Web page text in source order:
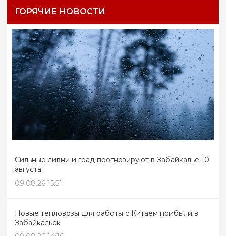
ГОРЯЧИЕ НОВОСТИ
Сильные ливни и град прогнозируют в Забайкалье 10
августа
09.08.26 15:51
Новые тепловозы для работы с Китаем прибыли в
Забайкальск